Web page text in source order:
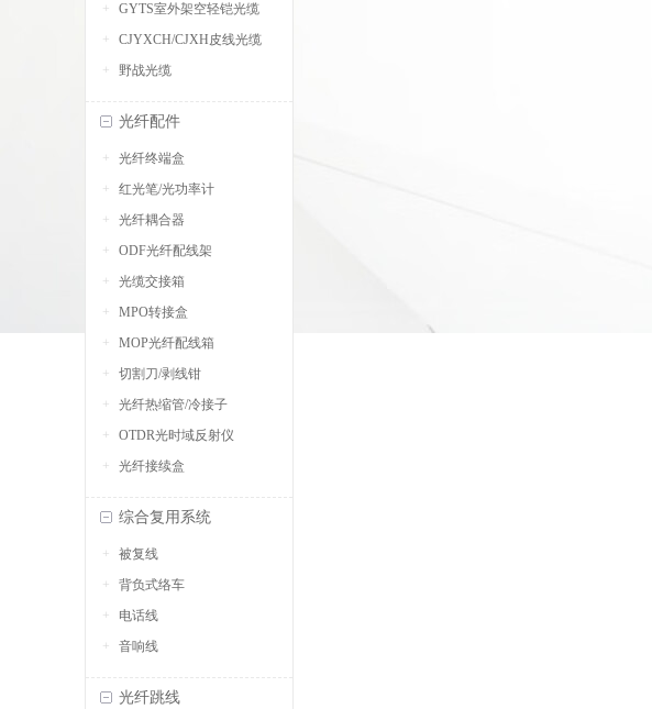
GYTS室外架空轻铠光缆
CJYXCH/CJXH皮线光缆
野战光缆
光纤配件
光纤终端盒
红光笔/光功率计
光纤耦合器
ODF光纤配线架
光缆交接箱
MPO转接盒
MOP光纤配线箱
切割刀/剥线钳
光纤热缩管/冷接子
OTDR光时域反射仪
光纤接续盒
综合复用系统
被复线
背负式络车
电话线
音响线
光纤跳线